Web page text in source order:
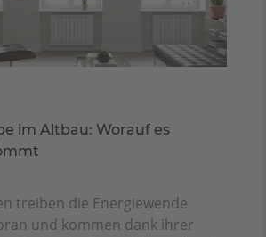
im Altbau: Worauf es
treiben die Energiewende
und kommen dank ihrer